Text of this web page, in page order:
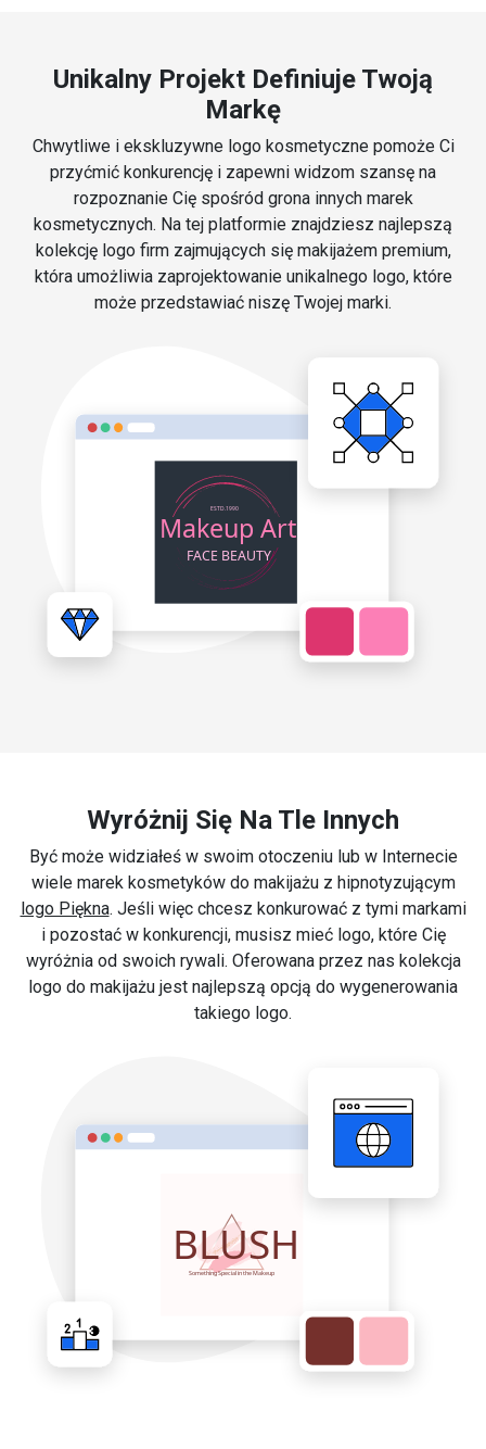
Unikalny Projekt Definiuje Twoją
Markę
Chwytliwe i ekskluzywne logo kosmetyczne pomoże Ci
przyćmić konkurencję i zapewni widzom szansę na
rozpoznanie Cię spośród grona innych marek
kosmetycznych. Na tej platformie znajdziesz najlepszą
kolekcję logo firm zajmujących się makijażem premium,
która umożliwia zaprojektowanie unikalnego logo, które
może przedstawiać niszę Twojej marki.
Wyróżnij Się Na Tle Innych
Być może widziałeś w swoim otoczeniu lub w Internecie
wiele marek kosmetyków do makijażu z hipnotyzującym
logo Piękna. Jeśli więc chcesz konkurować z tymi markami
i pozostać w konkurencji, musisz mieć logo, które Cię
wyróżnia od swoich rywali. Oferowana przez nas kolekcja
logo do makijażu jest najlepszą opcją do wygenerowania
takiego logo.